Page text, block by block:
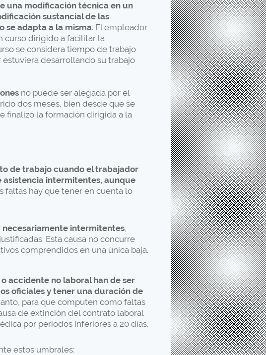
una modificación técnica en un
sustancial de las
se adapta a la misma. El empleador
curso dirigido a facilitar la
se considera tiempo de trabajo
desarrollando su trabajo
no puede ser alegada por el
dos meses, bien desde que se
finalizó la formación dirigida a la
de trabajo cuando el trabajador
intermitentes, aunque
faltas hay que tener en cuenta lo
necesariamente intermitentes
Esta causa no concurre
comprendidos en una única baja.
accidente no laboral han de ser
oficiales y tener una duración de
para que computen como faltas
de extinción del contrato laboral
por periodos inferiores a 20 días.
estos umbrales: